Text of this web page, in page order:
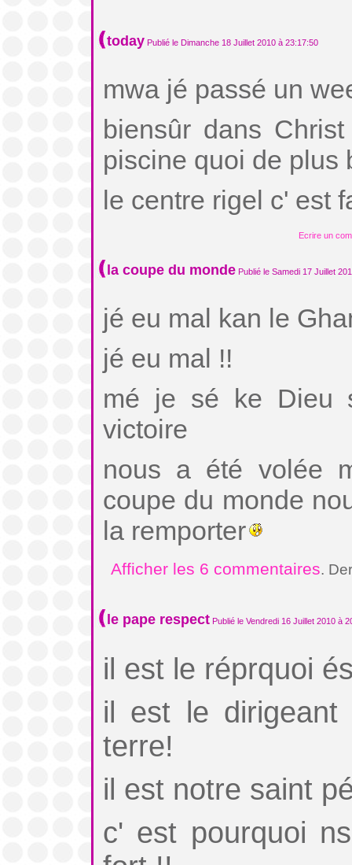
today Publié le Dimanche 18 Juillet 2010 à 23:17:50
mwa jé passé un
biensûr dans
piscine quoi de plus
le centre rigel c' est
Ecrire un
la coupe du monde Publié le Samedi 17 Juillet
jé eu mal kan le
jé eu mal !!
mé je sé ke Dieu
victoire
nous a été volée
coupe du monde
la remporter
Afficher les 6 commentaires.
le pape respect Publié le Vendredi 16 Juillet 2010 à
il est le réprquoi
il est le
terre!
il est notre saint
c' est pourquoi